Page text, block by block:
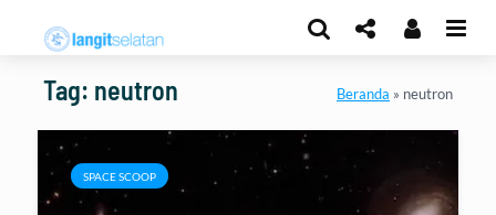
Tag: neutron Beranda » neutron
SPACE SCOOP